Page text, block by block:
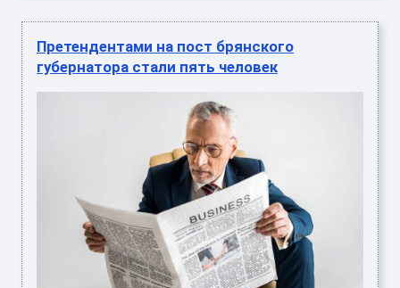
Претендентами на пост брянского
губернатора стали пять человек